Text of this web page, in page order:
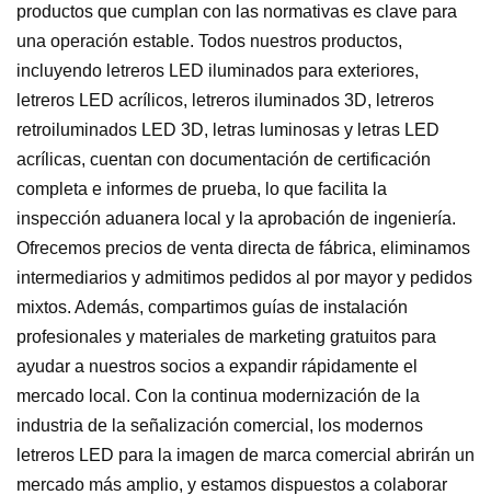
productos que cumplan con las normativas es clave para
una operación estable. Todos nuestros productos,
incluyendo letreros LED iluminados para exteriores,
letreros LED acrílicos, letreros iluminados 3D, letreros
retroiluminados LED 3D, letras luminosas y letras LED
acrílicas, cuentan con documentación de certificación
completa e informes de prueba, lo que facilita la
inspección aduanera local y la aprobación de ingeniería.
Ofrecemos precios de venta directa de fábrica, eliminamos
intermediarios y admitimos pedidos al por mayor y pedidos
mixtos. Además, compartimos guías de instalación
profesionales y materiales de marketing gratuitos para
ayudar a nuestros socios a expandir rápidamente el
mercado local. Con la continua modernización de la
industria de la señalización comercial, los modernos
letreros LED para la imagen de marca comercial abrirán un
mercado más amplio, y estamos dispuestos a colaborar